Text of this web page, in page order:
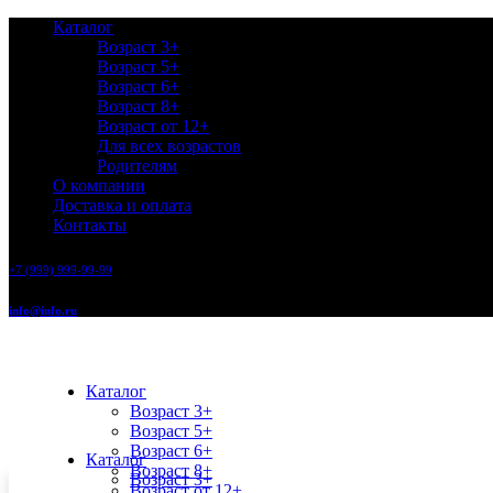
Каталог
Возраст 3+
Возраст 5+
Возраст 6+
Возраст 8+
Возраст от 12+
Для всех возрастов
Родителям
О компании
Доставка и оплата
Контакты
+7 (999) 999-99-99
info@info.ru
Каталог
Возраст 3+
Возраст 5+
Возраст 6+
Возраст 8+
Каталог
Возраст 3+